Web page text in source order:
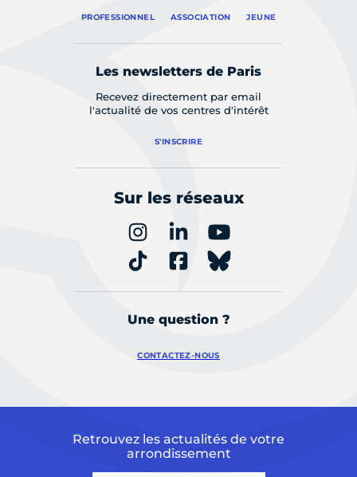
PROFESSIONNEL ASSOCIATION JEUNE
Les newsletters de Paris
Recevez directement par email
l'actualité de vos centres d'intérêt
S'INSCRIRE
Sur les réseaux
Une question ?
CONTACTEZ-NOUS
Retrouvez les actualités de votre
arrondissement